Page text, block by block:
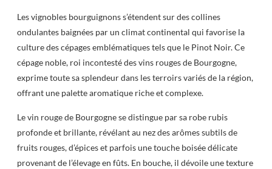
Les vignobles bourguignons s’étendent sur des collines
ondulantes baignées par un climat continental qui favorise la
culture des cépages emblématiques tels que le Pinot Noir. Ce
cépage noble, roi incontesté des vins rouges de Bourgogne,
exprime toute sa splendeur dans les terroirs variés de la région,
offrant une palette aromatique riche et complexe.
Le vin rouge de Bourgogne se distingue par sa robe rubis
profonde et brillante, révélant au nez des arômes subtils de
fruits rouges, d’épices et parfois une touche boisée délicate
provenant de l’élevage en fûts. En bouche, il dévoile une texture